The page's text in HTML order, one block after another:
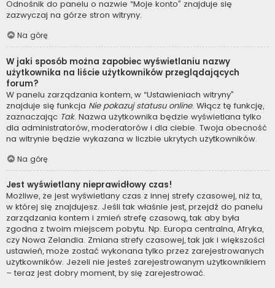
Odnośnik do panelu o nazwie “Moje konto” znajduje się
zazwyczaj na górze stron witryny.
Na górę
W jaki sposób można zapobiec wyświetlaniu nazwy
użytkownika na liście użytkowników przeglądających
forum?
W panelu zarządzania kontem, w “Ustawieniach witryny”
znajduje się funkcja Nie pokazuj statusu online. Włącz tę funkcję,
zaznaczając Tak. Nazwa użytkownika będzie wyświetlana tylko
dla administratorów, moderatorów i dla ciebie. Twoja obecność
na witrynie będzie wykazana w liczbie ukrytych użytkowników.
Na górę
Jest wyświetlany nieprawidłowy czas!
Możliwe, że jest wyświetlany czas z innej strefy czasowej, niż ta,
w której się znajdujesz. Jeśli tak właśnie jest, przejdź do panelu
zarządzania kontem i zmień strefę czasową, tak aby była
zgodna z twoim miejscem pobytu. Np. Europa centralna, Afryka,
czy Nowa Zelandia. Zmiana strefy czasowej, tak jak i większości
ustawień, może zostać wykonana tylko przez zarejestrowanych
użytkowników. Jeżeli nie jesteś zarejestrowanym użytkownikiem
– teraz jest dobry moment, by się zarejestrować.